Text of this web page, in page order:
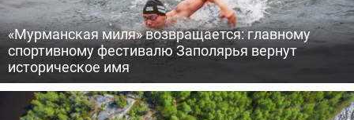
«Мурманская миля» возвращается: главному
спортивному фестивалю Заполярья вернут
историческое имя